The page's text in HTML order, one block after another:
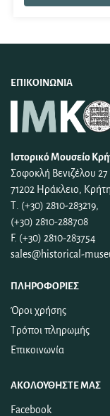
ΕΠΙΚΟΙΝΩΝΊΑ
Ιστορικό Μουσείο
Σοφοκλή Βενιζέλου
71202 Ηράκλειο, Κρήτη
Τ. (+30) 2810-283219,
(+30) 2810-288708
F. (+30) 2810-283754
sales@historical-
ΠΛΗΡΟΦΟΡΊΕΣ
Όροι χρήσης
Τρόποι πληρωμής
Επικοινωνία
ΑΚΟΛΟΥΘΉΣΤΕ ΜΑΣ
Facebook